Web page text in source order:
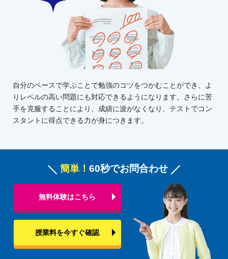
自分のペースで学ぶことで勉強のコツをつかむことができ、よ
りレベルの高い問題にも対応できるようになります。さらに苦
手を克服することにより、成績に波がなくなり、テストでコン
スタントに得点できる力が身につきます。
簡単！ 60秒でお問合わせ
無料体験はこちら
授業料を今すぐ確認